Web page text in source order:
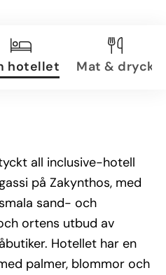
hotellet Mat & dryck
all inclusive-hotell
på Zakynthos, med
sand- och
ortens utbud av
Hotellet har en
palmer, blommor och